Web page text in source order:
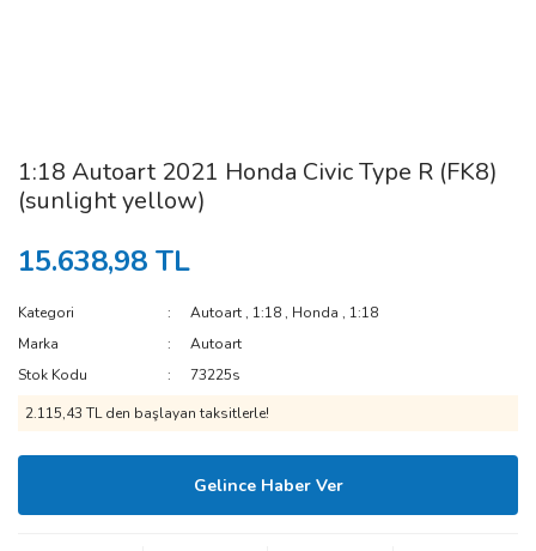
1:18 Autoart 2021 Honda Civic Type R (FK8)
(sunlight yellow)
15.638,98 TL
Kategori Autoart , 1:18 , Honda , 1:18
Marka
Autoart
Stok Kodu
73225s
2.115,43 TL den başlayan taksitlerle!
Gelince Haber Ver